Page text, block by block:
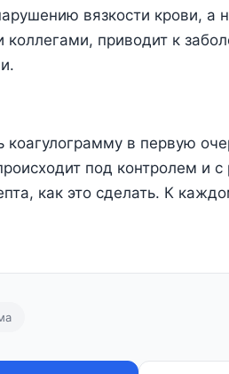
вязкости крови, а
приводит к
коагулограмму в первую
под контролем и
как это сделать. К